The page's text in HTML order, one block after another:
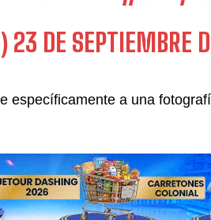
23 DE SEPTIEMBRE
a una